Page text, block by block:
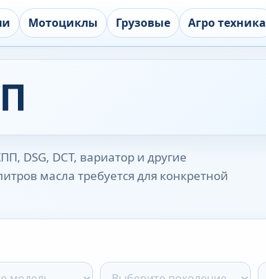
Мотоциклы Грузовые Агро техника
DSG, DCT, вариатор и другие
масла требуется для конкретной